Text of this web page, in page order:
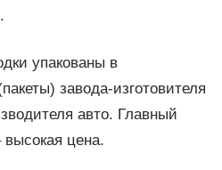
упакованы в
завода-изготовителя
авто. Главный
цена.